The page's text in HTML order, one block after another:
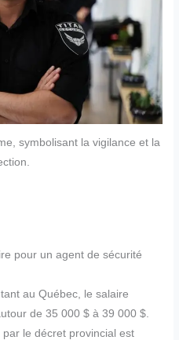
symbolisant la vigilance et la
pour un agent de sécurité
au Québec, le salaire
de 35 000 $ à 39 000 $.
le décret provincial est